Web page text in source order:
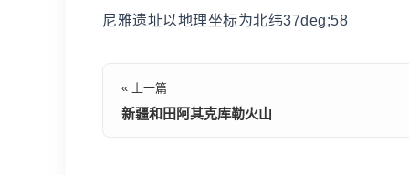
尼雅遗址以地理坐标为北纬37deg;58
« 上一篇
新疆和田阿其克库勒火山